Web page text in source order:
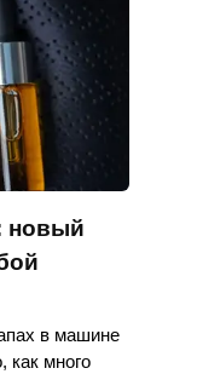
новый
в машине
как много